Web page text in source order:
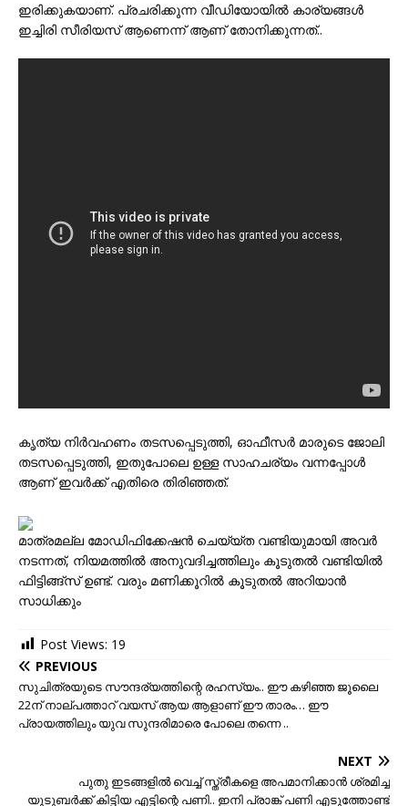
ഇരിക്കുകയാണ്. പ്രചരിക്കുന്ന വീഡിയോയില്‍ കാര്യങ്ങള്‍
ഇച്ചിരി സീരിയസ് ആണെന്ന് ആണ് തോനിക്കുന്നത്..
കൃത്യ നിര്‍വഹണം തടസപ്പെടുത്തി, ഓഫീസര്‍ മാരുടെ ജോലി
തടസപ്പെടുത്തി, ഇതുപോലെ ഉള്ള സാഹചര്യം വന്നപ്പോള്‍
ആണ് ഇവര്‍ക്ക് എതിരെ തിരിഞ്ഞത്.
മാത്രമല്ല മോഡിഫിക്കേഷന്‍ ചെയ്യ്ത വണ്ടിയുമായി അവര്‍
നടന്നത്, നിയമത്തില്‍ അനുവദിച്ചത്തിലും കൂടുതല്‍ വണ്ടിയില്‍
ഫിട്ടിങ്ങ്സ് ഉണ്ട്. വരും മണിക്കൂറില്‍ കൂടുതല്‍ അറിയാന്‍
സാധിക്കും
Post Views: 19
PREVIOUS
സുചിത്രയുടെ സൗന്ദര്യത്തിന്റെ രഹസ്യം.. ഈ കഴിഞ്ഞ ജൂലൈ
22ന് നാല്പത്താറ് വയസ് ആയ ആളാണ് ഈ താരം… ഈ
പ്രായത്തിലും യുവ സുന്ദരിമാരെ പോലെ തന്നെ ..
NEXT
പുതു ഇടങ്ങളില്‍ വെച്ച് സ്ത്രീകളെ അപമാനിക്കാന്‍ ശ്രമിച്ച
യുടുബര്‍ക്ക് കിട്ടിയ എട്ടിന്റെ പണി.. ഇനി പ്രാങ്ക് പണി എടുത്തോണ്ട്